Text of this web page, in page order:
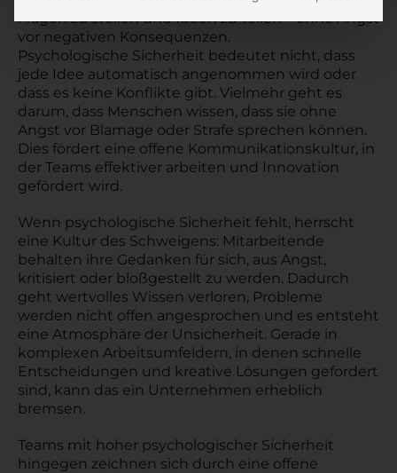
Fragen zu stellen und Ideen zu teilen – ohne Angst
vor negativen Konsequenzen.
Psychologische Sicherheit bedeutet nicht, dass
jede Idee automatisch angenommen wird oder
dass es keine Konflikte gibt. Vielmehr geht es
darum, dass Menschen wissen, dass sie ohne
Angst vor Blamage oder Strafe sprechen können.
Dies fördert eine offene Kommunikationskultur, in
der Teams effektiver arbeiten und Innovation
gefördert wird.
Wenn psychologische Sicherheit fehlt, herrscht
eine Kultur des Schweigens: Mitarbeitende
behalten ihre Gedanken für sich, aus Angst,
kritisiert oder bloßgestellt zu werden. Dadurch
geht wertvolles Wissen verloren, Probleme
werden nicht offen angesprochen und es entsteht
eine Atmosphäre der Unsicherheit. Gerade in
komplexen Arbeitsumfeldern, in denen schnelle
Entscheidungen und kreative Lösungen gefordert
sind, kann das ein Unternehmen erheblich
bremsen.
Teams mit hoher psychologischer Sicherheit
hingegen zeichnen sich durch eine offene